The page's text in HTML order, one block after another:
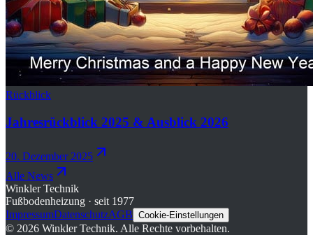
Rückblick
Jahresrückblick 2025 & Ausblick 2026
20. Dezember 2025
Alle News
Winkler Technik
Fußbodenheizung · seit 1977
ImpressumDatenschutzAGB Cookie-Einstellungen
© 2026 Winkler Technik. Alle Rechte vorbehalten.